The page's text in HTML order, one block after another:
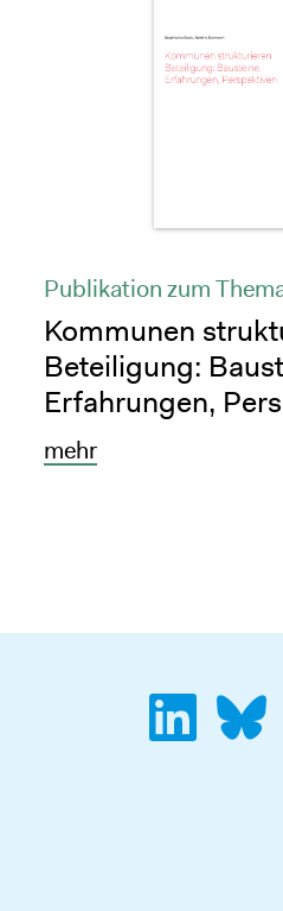
Publikation zum
Kommunen
Beteiligung:
Erfahrungen,
mehr